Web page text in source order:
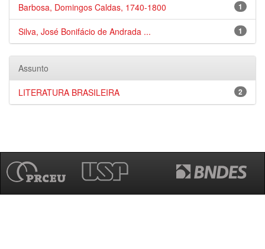
1
Barbosa, Domingos Caldas, 1740-1800
1
Silva, José Bonifácio de Andrada ...
Assunto
2
LITERATURA BRASILEIRA